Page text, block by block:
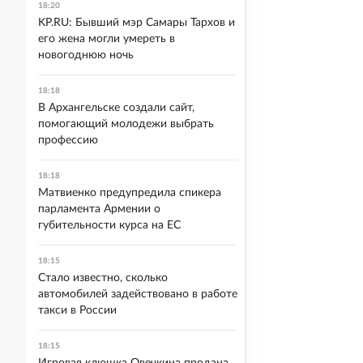
18:20
KP.RU: Бывший мэр Самары Тархов и
его жена могли умереть в
новогоднюю ночь
18:18
В Архангельске создали сайт,
помогающий молодежи выбрать
профессию
18:18
Матвиенко предупредила спикера
парламента Армении о
губительности курса на ЕС
18:15
Стало известно, сколько
автомобилей задействовано в работе
такси в России
18:15